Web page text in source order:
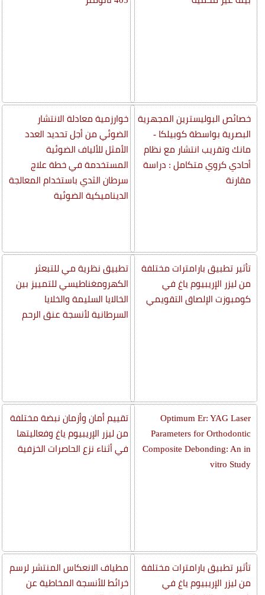
خصائص البوليسترين المجهرية
البصرية بواسطة كوبيلكا -
مانك وتقريب انتشار مع نظام
أحادي كروي متكامل : دراسة
مقارنة
تأثير تطبيق بارامترات مختلفة
من ليزر الإريبيوم ياغ في
كومبوزت الإلصاق التقويمي
Optimum Er: YAG Laser
Parameters for Orthodontic
Composite Debonding: An in
vitro Study
تأثير تطبيق بارامترات مختلفة
من ليزر الإريبيوم ياغ في
خوارزمية معادلة الانتشار
الضوئي من أجل تحديد العدد
الأمثل للألياف الضوئية
المستخدمة في خطة علاج
سرطان الثدي باستخدام المعالجة
الديناميكية الضوئية
تطبيق نظرية مي للتبعثر
الكهرومغناطيسي للتمييز بين
الخالايا السليمة والخلايا
السرطانية لأنسجة عنق الرحم
تقييم أمان وأزمان نبضة مختلفة
من ليزر الإريبيوم ياغ وفعاليتها
في أثناء نزع الحاصرات الخزفية
مطياف الانعكاس المنتشر لرسم
خرائط للأنسجة المخاطية عن